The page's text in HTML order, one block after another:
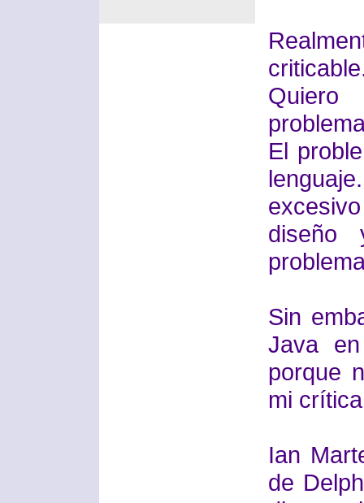
El
diseño
Sin
Java
porque
mi
Ian
de